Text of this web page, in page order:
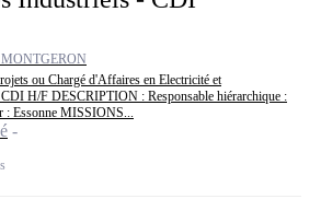
ou Chargé d'Affaires en Electricité et
H/F DESCRIPTION : Responsable hiérarchique :
: Essonne MISSIONS...